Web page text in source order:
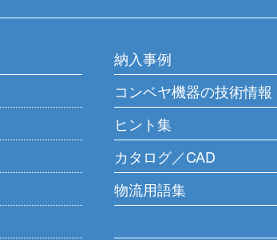
納入事例
コンベヤ機器の技術情報
ヒント集
カタログ／CAD
物流用語集